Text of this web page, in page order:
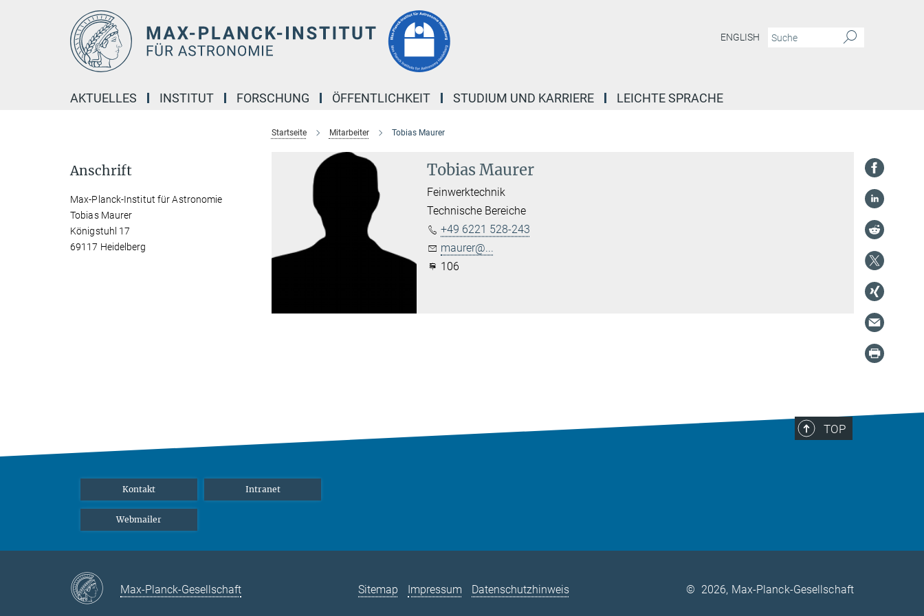
ENGLISH
AKTUELLES INSTITUT FORSCHUNG ÖFFENTLICHKEIT STUDIUM UND KARRIERE LEICHTE SPRACHE
Startseite Mitarbeiter Tobias Maurer
Tobias Maurer
Feinwerktechnik
Technische Bereiche
+49 6221 528-243
maurer@...
106
Anschrift
Max-Planck-Institut für Astronomie
Tobias Maurer
Königstuhl 17
69117 Heidelberg
TOP
Kontakt Intranet
Webmailer
Max-Planck-Gesellschaft Sitemap Impressum Datenschutzhinweis © 2026, Max-Planck-Gesellschaft